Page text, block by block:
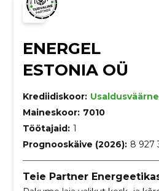
ENERGEL
ESTONIA OÜ
Krediidiskoor: Usaldusväärne
Maineskoor: 7010
Töötajaid: 1
Prognooskäive (2026): 8 927
Teie Partner